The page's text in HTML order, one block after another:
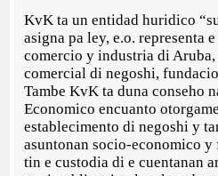
KvK ta un entidad huridico
asigna pa ley, e.o. representa
comercio y industria di
comercial di negoshi,
Tambe KvK ta duna conseho
Economico encuanto
establecimento di negoshi y
asuntonan socio-economico
tin e custodia di e cuentanan